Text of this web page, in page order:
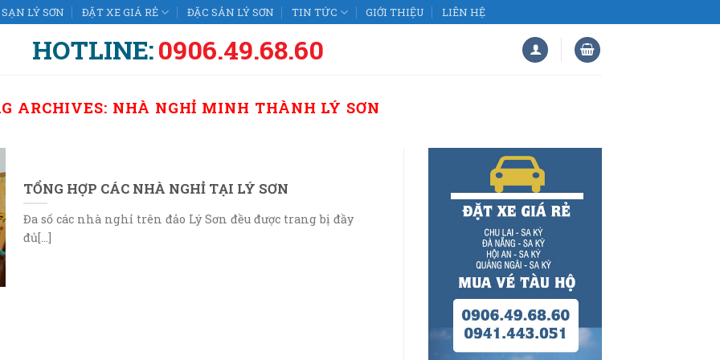
LÝ SƠN ĐẶT XE GIÁ RẺ ĐẶC SẢN LÝ SƠN TIN TỨC GIỚI THIỆU LIÊN HỆ
HOTLINE:0906.49.68.60
ARCHIVES: NHÀ NGHỈ MINH THÀNH LÝ SƠN
TỔNG HỢP CÁC NHÀ NGHỈ TẠI LÝ SƠN
Đa số các nhà nghỉ trên đảo Lý Sơn đều được trang bị đầy
đủ[...]